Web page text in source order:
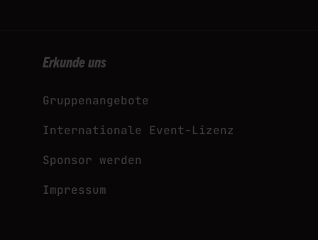
Erkunde uns
Gruppenangebote
Internationale Event-Lizenz
Sponsor werden
Impressum